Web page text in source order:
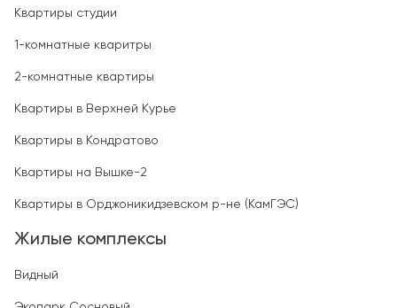
Квартиры студии
1-комнатные кваритры
2-комнатные квартиры
Квартиры в Верхней Курье
Квартиры в Кондратово
Квартиры на Вышке-2
Квартиры в Орджоникидзевском р-не (КамГЭС)
Жилые комплексы
Видный